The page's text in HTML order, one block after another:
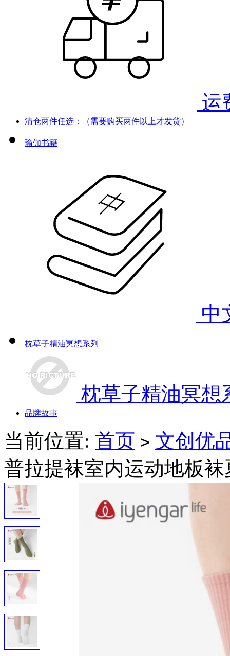
运
清仓两件任选：（需要购买两件以上才发货）
瑜伽书籍
中
枕草子精油冥想系列
枕草子精油冥想
品牌故事
当前位置: 首页 > 文创优
普拉提袜室内运动地板